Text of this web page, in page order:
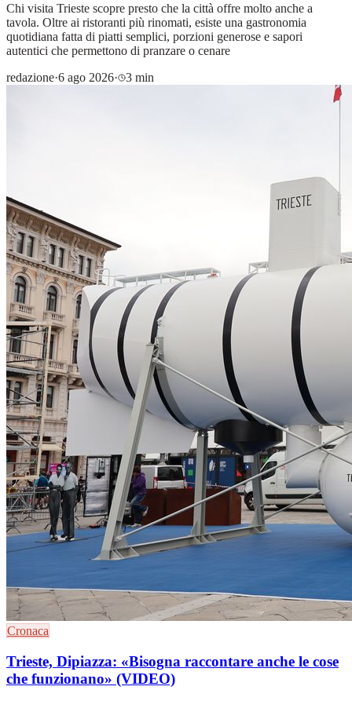
Chi visita Trieste scopre presto che la città offre molto anche a
tavola. Oltre ai ristoranti più rinomati, esiste una gastronomia
quotidiana fatta di piatti semplici, porzioni generose e sapori
autentici che permettono di pranzare o cenare
redazione·6 ago 2026· 3 min
Cronaca
Trieste, Dipiazza: «Bisogna raccontare anche le cose
che funzionano» (VIDEO)